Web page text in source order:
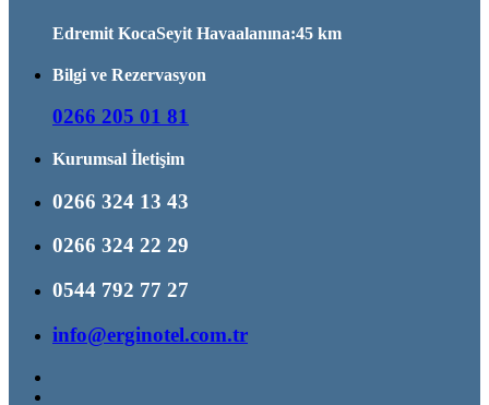
Edremit KocaSeyit Havaalanına:45 km
Bilgi ve Rezervasyon
0266 205 01 81
Kurumsal İletişim
0266 324 13 43
0266 324 22 29
0544 792 77 27
info@erginotel.com.tr